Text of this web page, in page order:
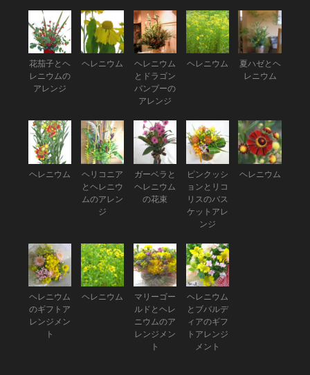
花茄子とヘ
レニウムの
アレンジ
ヘレニウム
ヘレニウム
とドラゴン
バンブーの
アレンジ
ヘレニウム
夏ハゼとヘ
レニウム
ヘレニウム
ヘリコニア
とヘレニウ
ムのアレン
ジ
ガーベラと
ヘレニウム
の花束
ピンクッシ
ョンとリコ
リスのバス
ケットアレ
ンジ
ヘレニウム
ヘレニウム
のギフトア
レンジメン
ト
ヘレニウム
マリーゴー
ルドとヘレ
ニウムのア
レンジメン
ト
ヘレニウム
とブバルデ
ィアのギフ
トアレンジ
メント